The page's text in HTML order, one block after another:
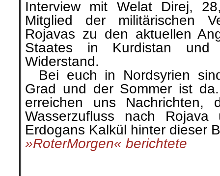
Interview mit Welat Direj,
Mitglied der militärischen
Rojavas zu den aktuellen
Staates in Kurdistan und
Widerstand.
Bei euch in Nordsyrien
Grad und der Sommer ist
erreichen uns Nachrichten,
Wasserzufluss nach
Erdogans Kalkül hinter dieser
»RoterMorgen« berichtete